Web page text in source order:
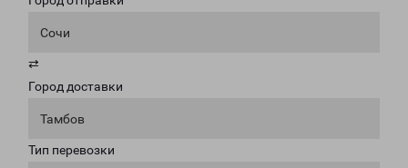
Сочи
⇄
Город доставки
Тамбов
Тип перевозки